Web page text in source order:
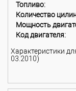
Топливо:
Количество
Мощность
Код двигателя:
Характеристики
03.2010)